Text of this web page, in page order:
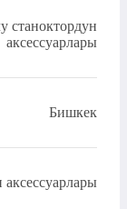
станоктордун
аксессуарлары
Бишкек